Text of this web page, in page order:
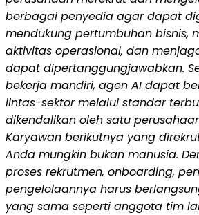
berbagai penyedia agar dapat
mendukung pertumbuhan bisnis,
aktivitas operasional, dan
dapat dipertanggungjawabkan.
bekerja mandiri, agen AI dapat
lintas-sektor melalui standar
dikendalikan oleh satu
Karyawan berikutnya yang
Anda mungkin bukan manusia.
proses rekrutmen, onboarding,
pengelolaannya harus
yang sama seperti anggota tim